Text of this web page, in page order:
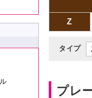
Z
タイプ
プレ